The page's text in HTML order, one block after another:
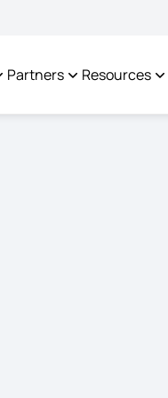
Partners Resources